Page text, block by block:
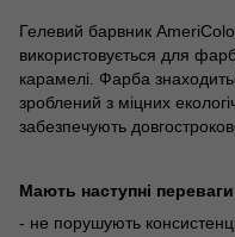
Гелевий барвник
використовується для
карамелі. Фарба
зроблений з міцних
забезпечують
Мають наступні переваги
- не порушують